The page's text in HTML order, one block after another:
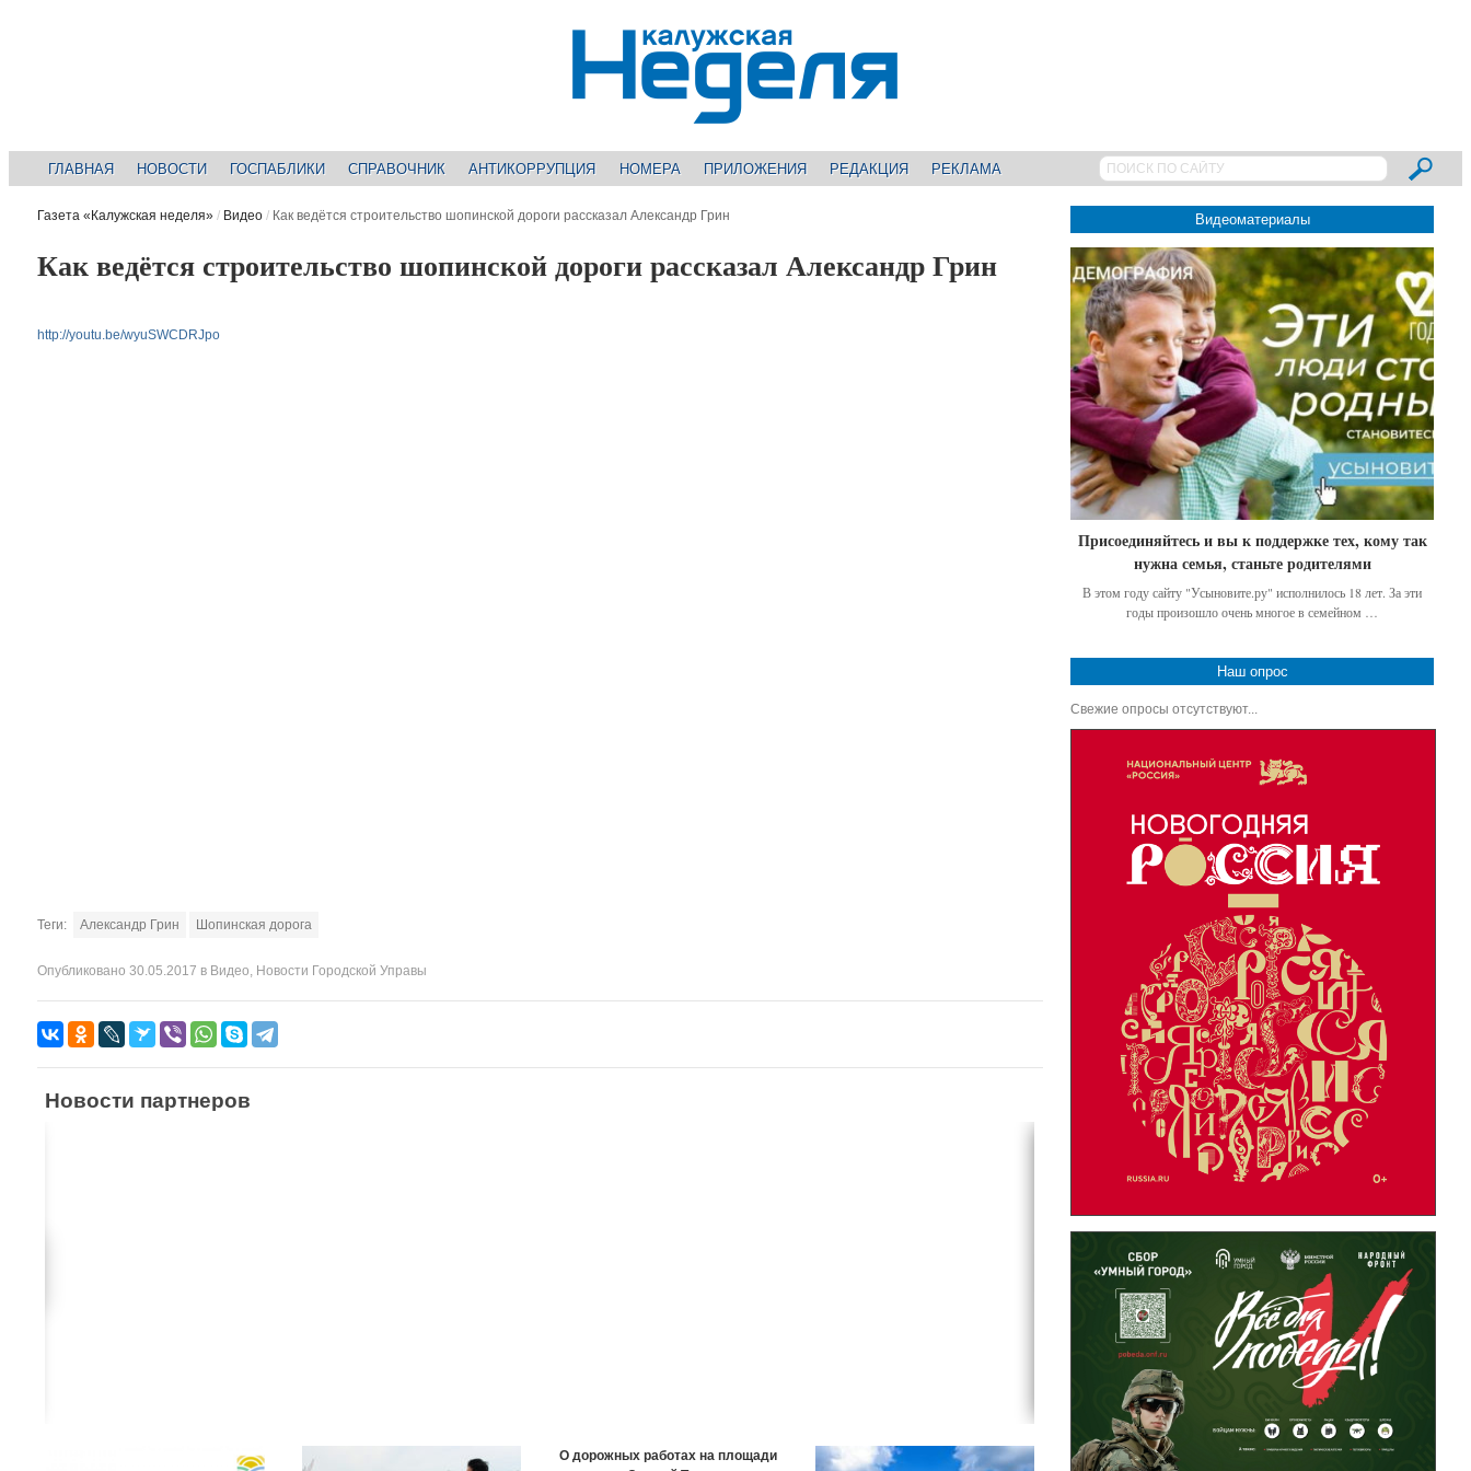
ГЛАВНАЯ НОВОСТИ ГОСПАБЛИКИ СПРАВОЧНИК АНТИКОРРУПЦИЯ НОМЕРА ПРИЛОЖЕНИЯ РЕДАКЦИЯ РЕКЛАМА
Газета «Калужская неделя» / Видео / Как ведётся строительство шопинской дороги рассказал Александр Грин
Как ведётся строительство шопинской дороги рассказал Александр Грин
http://youtu.be/wyuSWCDRJpo
Теги: Александр Грин Шопинская дорога
Опубликовано 30.05.2017 в Видео Новости Городской Управы
Новости партнеров
О дорожных работах на площади
Видеоматериалы
Присоединяйтесь и вы к поддержке тех, кому так
нужна семья, станьте родителями
В этом году сайту "Усыновите.ру" исполнилось 18 лет. За эти
годы произошло очень многое в семейном …
Наш опрос
Свежие опросы отсутствуют...